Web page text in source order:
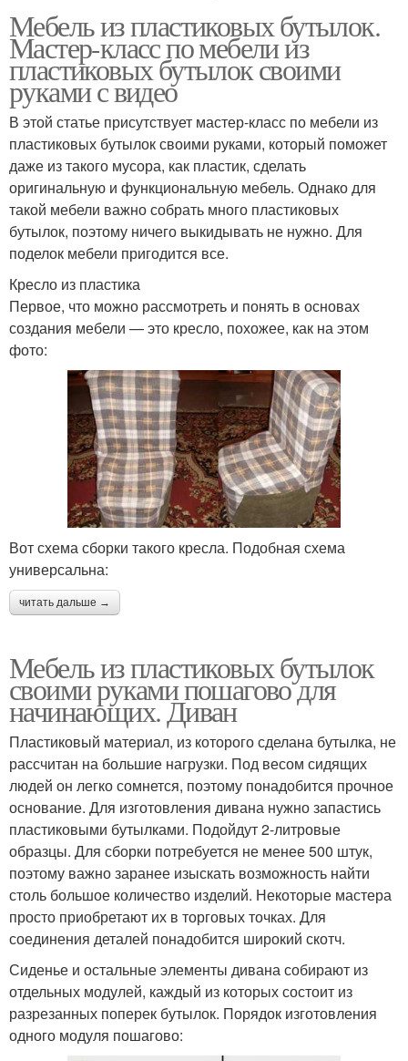
Мебель из пластиковых бутылок.
Мастер-класс по мебели из
пластиковых бутылок своими
руками с видео
В этой статье присутствует мастер-класс по мебели из
пластиковых бутылок своими руками, который поможет
даже из такого мусора, как пластик, сделать
оригинальную и функциональную мебель. Однако для
такой мебели важно собрать много пластиковых
бутылок, поэтому ничего выкидывать не нужно. Для
поделок мебели пригодится все.
Кресло из пластика
Первое, что можно рассмотреть и понять в основах
создания мебели — это кресло, похожее, как на этом
фото:
Вот схема сборки такого кресла. Подобная схема
универсальна:
читать дальше →
Мебель из пластиковых бутылок
своими руками пошагово для
начинающих. Диван
Пластиковый материал, из которого сделана бутылка, не
рассчитан на большие нагрузки. Под весом сидящих
людей он легко сомнется, поэтому понадобится прочное
основание. Для изготовления дивана нужно запастись
пластиковыми бутылками. Подойдут 2-литровые
образцы. Для сборки потребуется не менее 500 штук,
поэтому важно заранее изыскать возможность найти
столь большое количество изделий. Некоторые мастера
просто приобретают их в торговых точках. Для
соединения деталей понадобится широкий скотч.
Сиденье и остальные элементы дивана собирают из
отдельных модулей, каждый из которых состоит из
разрезанных поперек бутылок. Порядок изготовления
одного модуля пошагово: